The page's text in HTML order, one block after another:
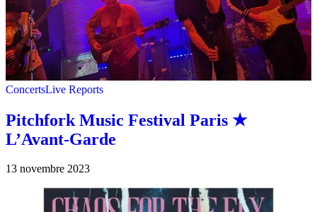
ConcertsLive Reports
Pitchfork Music Festival Paris ★
L’Avant-Garde
13 novembre 2023